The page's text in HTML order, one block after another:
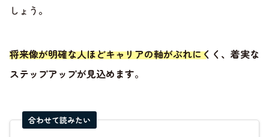
しょう。
将来像が明確な人ほどキャリアの軸がぶれにくく、着実な
ステップアップが見込めます。
合わせて読みたい